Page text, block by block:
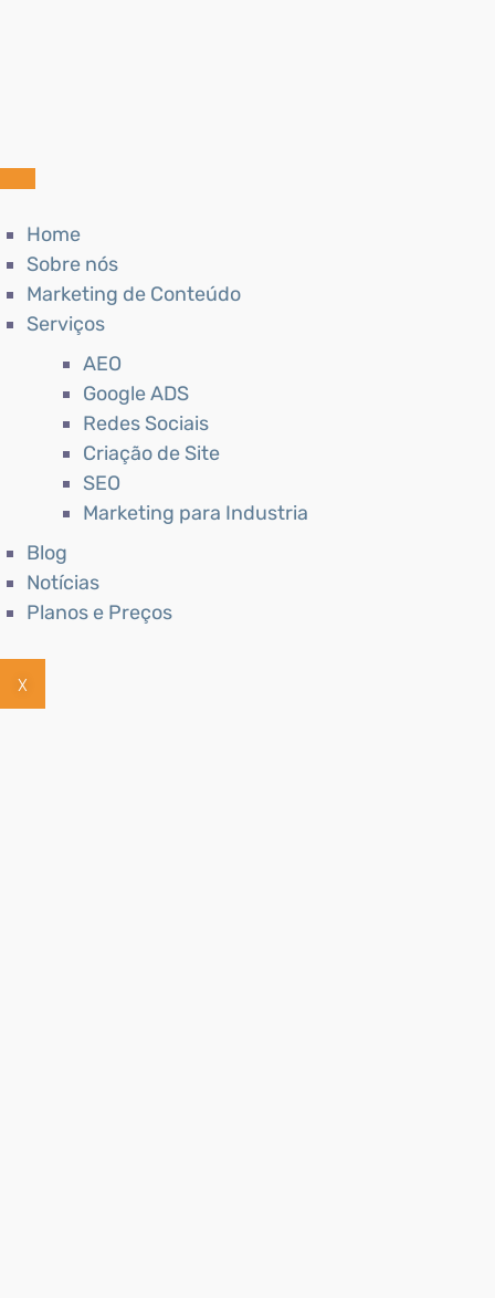
Home
Sobre nós
Marketing de Conteúdo
Serviços
AEO
Google ADS
Redes Sociais
Criação de Site
SEO
Marketing para Industria
Blog
Notícias
Planos e Preços
X